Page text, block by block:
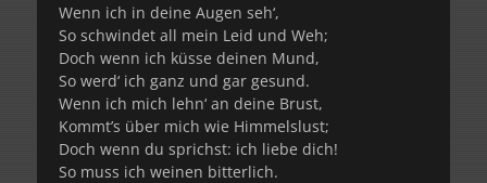
Wenn ich in deine Augen seh‘,
So schwindet all mein Leid und Weh;
Doch wenn ich küsse deinen Mund,
So werd‘ ich ganz und gar gesund.
Wenn ich mich lehn‘ an deine Brust,
Kommt’s über mich wie Himmelslust;
Doch wenn du sprichst: ich liebe dich!
So muss ich weinen bitterlich.